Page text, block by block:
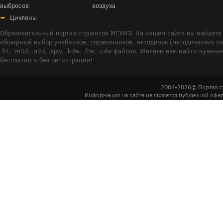
выбросов
воздуха
Циклоны
Образовательный портал студентов МГУИЭ. На нашем сайте вы
обширный выбор учебников, справочников, методичек (методических
.frt, .m3d, .a3d, .spw, .kdw, .frw, .cdw файлов. Желаем вам найти
бесплатно и без регистрации!
2004-2026© Портал
Информация на сайте не является публичной